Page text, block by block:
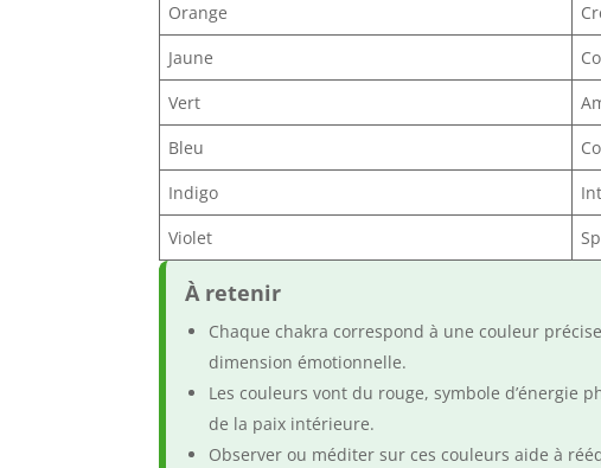
Orange
Jaune
Vert
Bleu
Indigo
Violet
À retenir
Chaque chakra correspond à une couleur
dimension émotionnelle.
Les couleurs vont du rouge, symbole d’énergie
de la paix intérieure.
Observer ou méditer sur ces couleurs aide à